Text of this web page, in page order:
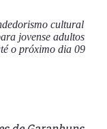
cultural
jovense adultos
o próximo dia 09